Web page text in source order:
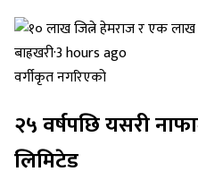
बाह्रखरी·3 hours ago
वर्गीकृत नगरिएको
२५ वर्षपछि यसरी
लिमिटेड